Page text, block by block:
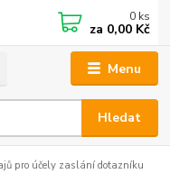
Menu
Hledat
0 ks
za 0,00 Kč
pro účely zaslání dotazníku